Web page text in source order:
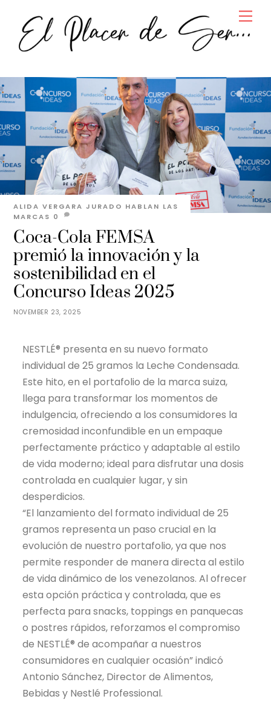
content
NOVEMBER 23, 2025
Coca-Cola FEMSA
premió la innovación y la
sostenibilidad en el
Concurso Ideas 2025
ALIDA VERGARA JURADO HABLAN LAS
MARCAS 0
NESTLÉ® presenta en su nuevo formato
individual de 25 gramos la Leche Condensada.
Este hito, en el portafolio de la marca suiza,
llega para transformar los momentos de
indulgencia, ofreciendo a los consumidores la
cremosidad inconfundible en un empaque
perfectamente práctico y adaptable al estilo
de vida moderno; ideal para disfrutar una dosis
controlada en cualquier lugar, y sin
desperdicios.
“El lanzamiento del formato individual de 25
gramos representa un paso crucial en la
evolución de nuestro portafolio, ya que nos
permite responder de manera directa al estilo
de vida dinámico de los venezolanos. Al ofrecer
esta opción práctica y controlada, que es
perfecta para snacks, toppings en panquecas
o postres rápidos, reforzamos el compromiso
de NESTLÉ® de acompañar a nuestros
consumidores en cualquier ocasión” indicó
Antonio Sánchez, Director de Alimentos,
Bebidas y Nestlé Professional.